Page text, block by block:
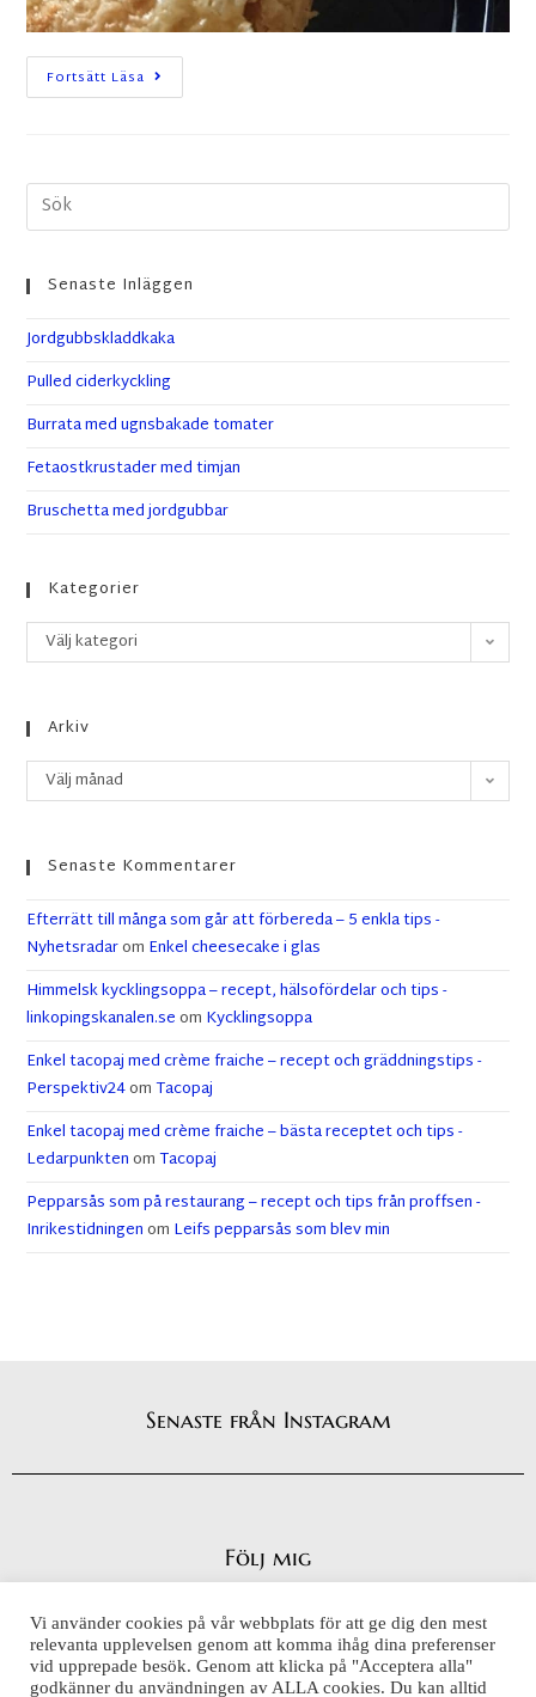
Fortsätt Läsa
Senaste Inläggen
Jordgubbskladdkaka
Pulled ciderkyckling
Burrata med ugnsbakade tomater
Fetaostkrustader med timjan
Bruschetta med jordgubbar
Kategorier
Välj kategori
Arkiv
Välj månad
Senaste Kommentarer
Efterrätt till många som går att förbereda – 5 enkla tips -
Nyhetsradarom Enkel cheesecake i glas
Himmelsk kycklingsoppa – recept, hälsofördelar och tips -
linkopingskanalen.seom Kycklingsoppa
Enkel tacopaj med crème fraiche – recept och gräddningstips -
Perspektiv24omTacopaj
Enkel tacopaj med crème fraiche – bästa receptet och tips -
LedarpunktenomTacopaj
Pepparsås som på restaurang – recept och tips från proffsen -
Inrikestidningenom Leifs pepparsås som blev min
Senaste från Instagram
Följ mig
Integritetspolicy
Vi använder cookies på vår webbplats för att ge dig den mest
relevanta upplevelsen genom att komma ihåg dina preferenser
vid upprepade besök. Genom att klicka på "Acceptera alla"
godkänner du användningen av ALLA cookies. Du kan alltid